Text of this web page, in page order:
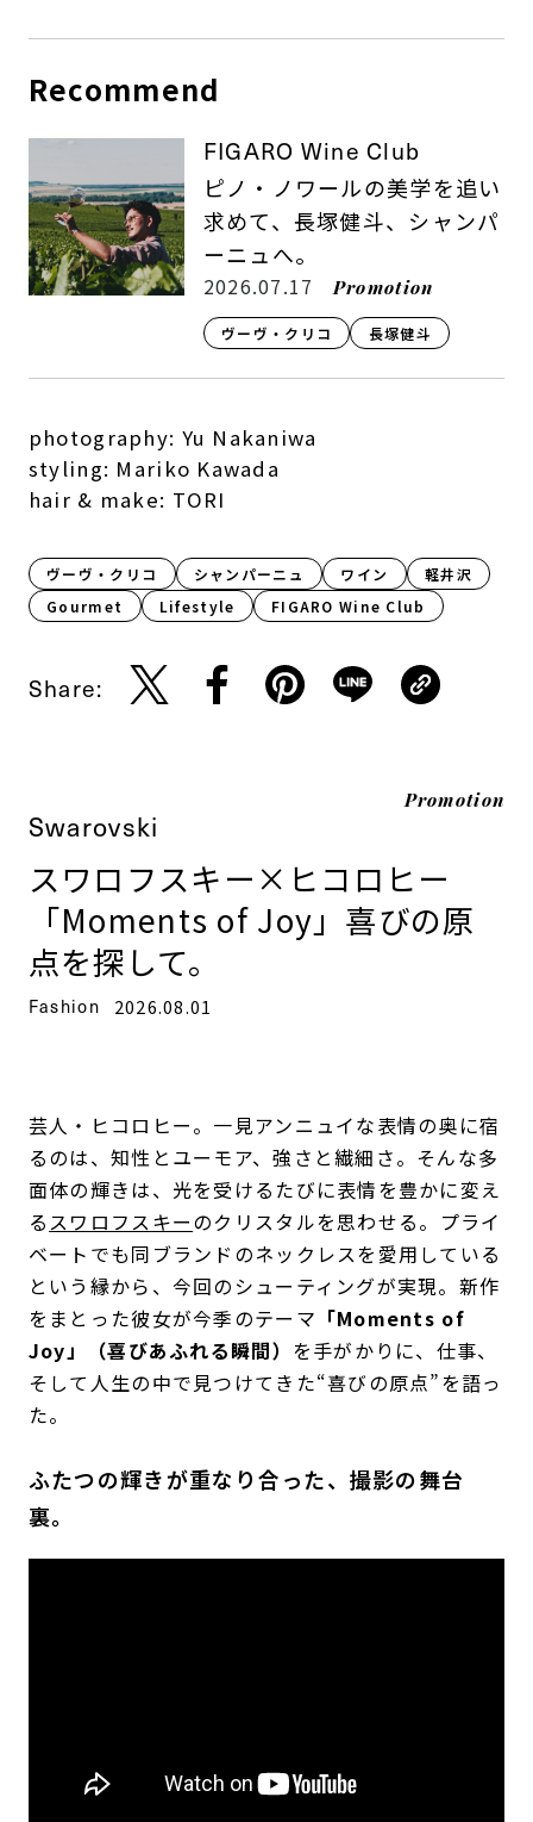
Recommend
FIGARO Wine Club
ピノ・ノワールの美学を追い
求めて、長塚健斗、シャンパ
ーニュへ。
2026.07.17 Promotion
ヴーヴ・クリコ 長塚健斗
photography: Yu Nakaniwa
styling: Mariko Kawada
hair & make: TORI
ヴーヴ・クリコ シャンパーニュ ワイン
軽井沢
Gourmet
Lifestyle​ FIGARO Wine Club
Share:
Promotion
Swarovski
スワロフスキー×ヒコロヒー
「Moments of Joy」喜びの原
点を探して。
Fashion 2026.08.01
芸人・ヒコロヒー。一見アンニュイな表情の奥に宿
るのは、知性とユーモア、強さと繊細さ。そんな多
面体の輝きは、光を受けるたびに表情を豊かに変え
るスワロフスキーのクリスタルを思わせる。プライ
ベートでも同ブランドのネックレスを愛用している
という縁から、今回のシューティングが実現。新作
をまとった彼女が今季のテーマ 「Moments of
Joy」（喜びあふれる瞬間） を手がかりに、仕事、
そして人生の中で見つけてきた“喜びの原点”を語っ
た。
ふたつの輝きが重なり合った、撮影の舞台
裏。